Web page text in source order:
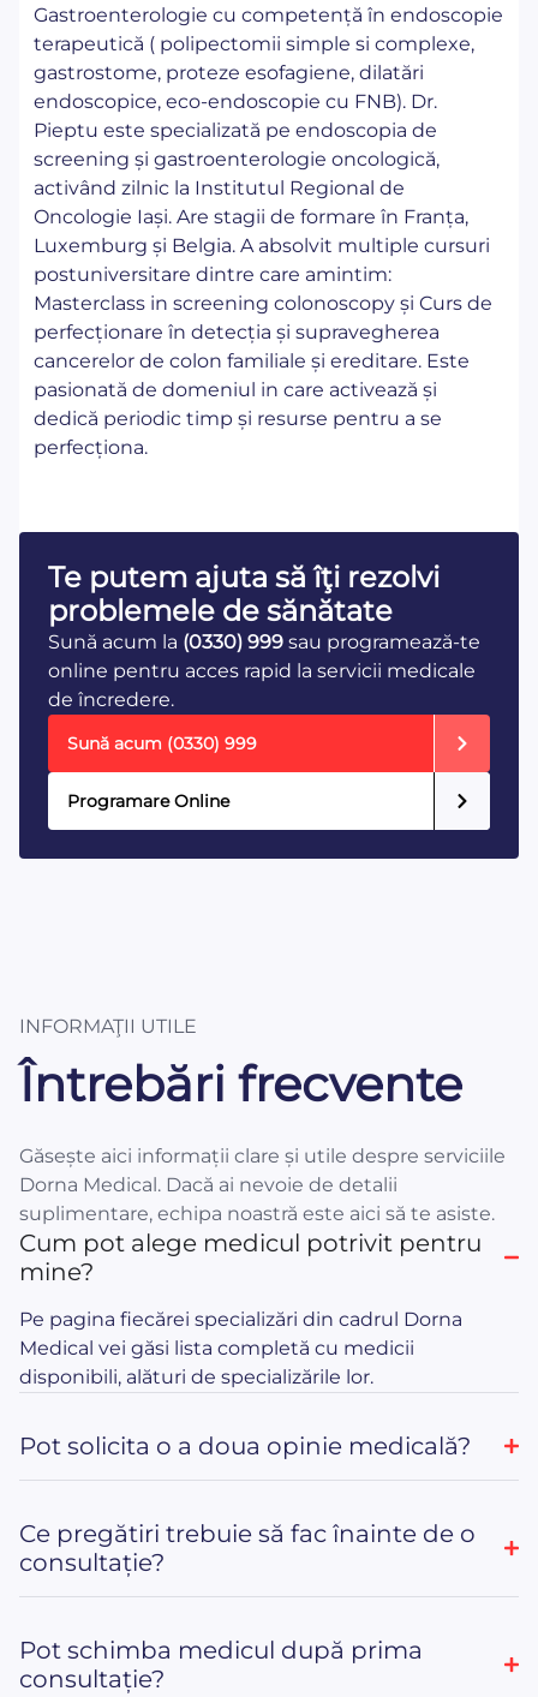
Gastroenterologie cu competență în endoscopie
terapeutică ( polipectomii simple si complexe,
gastrostome, proteze esofagiene, dilatări
endoscopice, eco-endoscopie cu FNB). Dr.
Pieptu este specializată pe endoscopia de
screening și gastroenterologie oncologică,
activând zilnic la Institutul Regional de
Oncologie Iași. Are stagii de formare în Franța,
Luxemburg și Belgia. A absolvit multiple cursuri
postuniversitare dintre care amintim:
Masterclass in screening colonoscopy și Curs de
perfecționare în detecția și supravegherea
cancerelor de colon familiale și ereditare. Este
pasionată de domeniul in care activează și
dedică periodic timp și resurse pentru a se
perfecționa.
Te putem ajuta să îţi rezolvi
problemele de sănătate
Sună acum la (0330) 999 sau programează-te
online pentru acces rapid la servicii medicale
de încredere.
Sună acum (0330) 999
Programare Online
INFORMAŢII UTILE
Întrebări frecvente
Găsește aici informații clare și utile despre serviciile
Dorna Medical. Dacă ai nevoie de detalii
suplimentare, echipa noastră este aici să te asiste.
Cum pot alege medicul potrivit pentru
mine?
Pe pagina fiecărei specializări din cadrul Dorna
Medical vei găsi lista completă cu medicii
disponibili, alături de specializările lor.
Pot solicita o a doua opinie medicală?
Ce pregătiri trebuie să fac înainte de o
consultație?
Pot schimba medicul după prima
consultație?